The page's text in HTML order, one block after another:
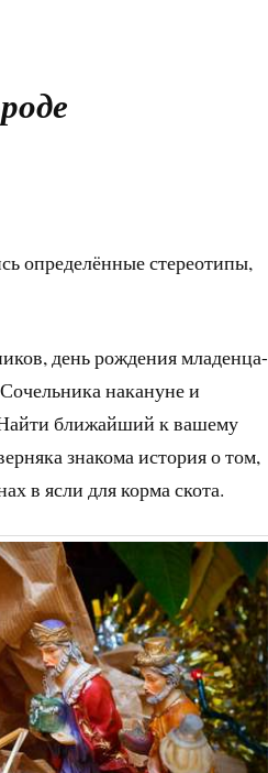
определённые стереотипы,
день рождения младенца-
накануне и
ближайший к вашему
знакома история о том,
в ясли для корма скота.